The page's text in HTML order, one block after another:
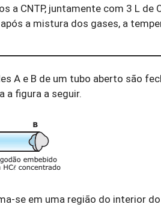
a CNTP, juntamente com 3 L de
a mistura dos gases, a
A e B de um tubo aberto são
a figura a seguir.
se em uma região do interior